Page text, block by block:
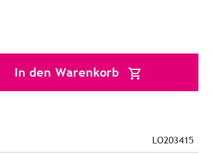
In den Warenkorb
LO203415